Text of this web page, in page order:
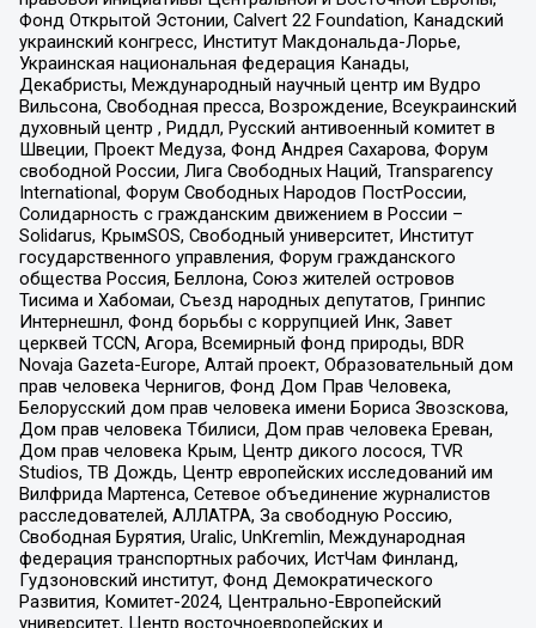
Фонд Открытой Эстонии, Calvert 22 Foundation, Канадский
украинский конгресс, Институт Макдональда-Лорье,
Украинская национальная федерация Канады,
Декабристы, Международный научный центр им Вудро
Вильсона, Свободная пресса, Возрождение, Всеукраинский
духовный центр , Риддл, Русский антивоенный комитет в
Швеции, Проект Медуза, Фонд Андрея Сахарова, Форум
свободной России, Лига Свободных Наций, Transparеncy
International, Форум Свободных Народов ПостРоссии,
Солидарность с гражданским движением в России –
Solidarus, КрымSOS, Свободный университет, Институт
государственного управления, Форум гражданского
общества Россия, Беллона, Союз жителей островов
Тисима и Хабомаи, Съезд народных депутатов, Гринпис
Интернешнл, Фонд борьбы с коррупцией Инк, Завет
церквей TCCN, Агора, Всемирный фонд природы, BDR
Novaja Gazeta-Europe, Алтай проект, Образовательный дом
прав человека Чернигов, Фонд Дом Прав Человека,
Белорусский дом прав человека имени Бориса Звозскова,
Дом прав человека Тбилиси, Дом прав человека Ереван,
Дом прав человека Крым, Центр дикого лосося, TVR
Studios, ТВ Дождь, Центр европейских исследований им
Вилфрида Мартенса, Сетевое объединение журналистов
расследователей, АЛЛАТРА, За свободную Россию,
Свободная Бурятия, Uralic, UnKremlin, Международная
федерация транспортных рабочих, ИстЧам Финланд,
Гудзоновский институт, Фонд Демократического
Развития, Комитет-2024, Центрально-Европейский
университет, Центр восточноевропейских и